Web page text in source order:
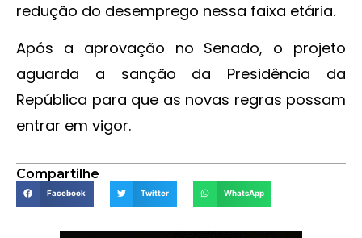
redução do desemprego nessa faixa etária.
Após a aprovação no Senado, o projeto
aguarda a sanção da Presidência da
República para que as novas regras possam
entrar em vigor.
Compartilhe
Facebook Twitter WhatsApp